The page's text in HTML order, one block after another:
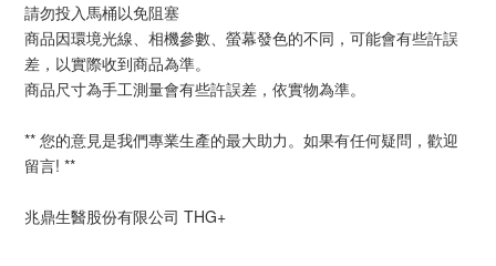
請勿投入馬桶以免阻塞
商品因環境光線、相機參數、螢幕發色的不同，可能會有些許誤
差，以實際收到商品為準。
商品尺寸為手工測量會有些許誤差，依實物為準。
** 您的意見是我們專業生產的最大助力。如果有任何疑問，歡迎
留言! **
兆鼎生醫股份有限公司 THG+